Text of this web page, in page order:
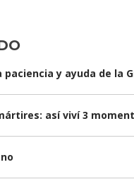
y ayuda de la
así viví 3